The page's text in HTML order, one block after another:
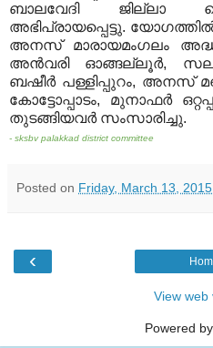
ബാലവേദി ജില്ലാ
അഭിപ്രായപ്പെട്ടു.
അനസ് മാരായമംഗലം
അന്‍വരി ഓങ്ങല്ലൂര്‍,
ബഷീര്‍ പള്ളിപ്പുറം, അനസ്
കോട്ടോപ്പാടം, മുനാഫര്‍
തുടങ്ങിയവര്‍ സംസാരിച്ചു.
- sksbv palakkad district committee
Posted on Friday, March 13, 2015
‹
View web
Powered by